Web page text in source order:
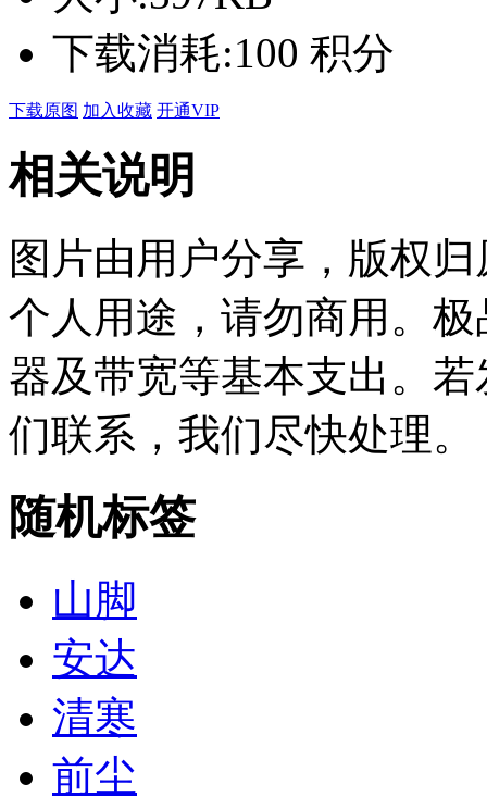
下载消耗:100 积分
下载原图 加入收藏 开通VIP
相关说明
图片由用户分享，版权
个人用途，请勿商用。
器及带宽等基本支出。
们联系，我们尽快处理。
随机标签
山脚
安达
清寒
前尘